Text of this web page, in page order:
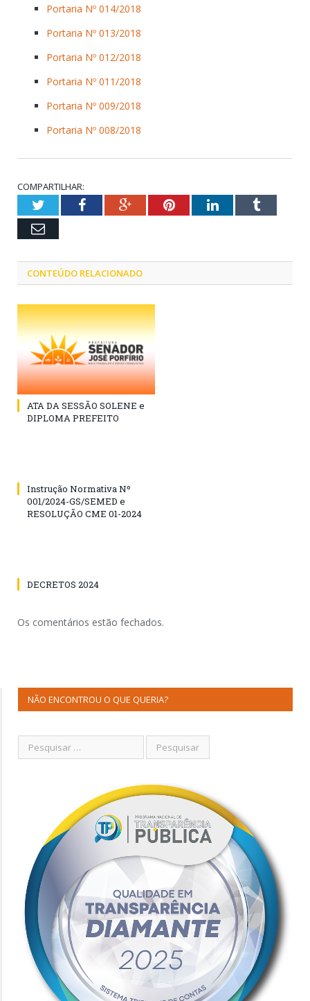
Portaria Nº 014/2018
Portaria Nº 013/2018
Portaria Nº 012/2018
Portaria Nº 011/2018
Portaria Nº 009/2018
Portaria Nº 008/2018
COMPARTILHAR:
TwitterFacebookGoogle+PinterestLinkedInTumblr
Email
CONTEÚDO RELACIONADO
ATA DA SESSÃO SOLENE e
DIPLOMA PREFEITO
Instrução Normativa Nº
001/2024-GS/SEMED e
RESOLUÇÃO CME 01-2024
DECRETOS 2024
Os comentários estão fechados.
NÃO ENCONTROU O QUE QUERIA?